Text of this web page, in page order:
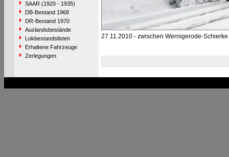
SAAR (1920 - 1935)
DB-Bestand 1968
DR-Bestand 1970
Auslandsbestände
Lokbestandslisten
Erhaltene Fahrzeuge
Zerlegungen
27.11.2010 - zwischen Wernigerode-